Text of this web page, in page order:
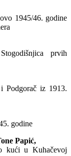
1945/46. godine
prvih
Podgorač iz 1913.
godine
Papić,
kući u Kuhačevoj